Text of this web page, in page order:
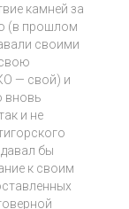
камней за
(в прошлом
своими
— свой) и
вновь
и не
бы
к своим